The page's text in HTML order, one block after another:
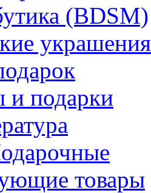
(BDSM)
и подарки
товары